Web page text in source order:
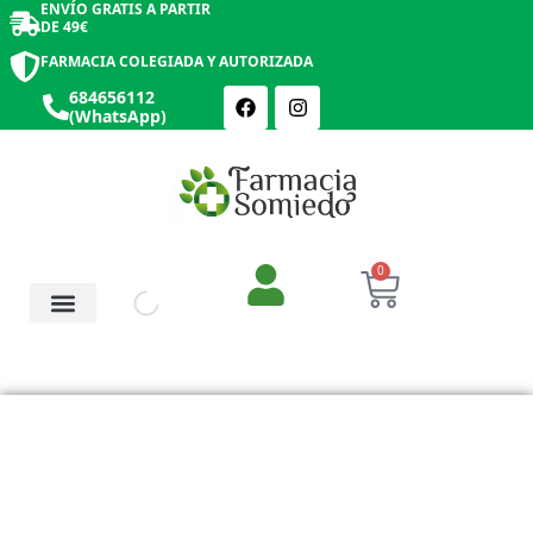
ENVÍO GRATIS A PARTIR
DE 49€
FARMACIA COLEGIADA Y AUTORIZADA
684656112
(WhatsApp)
0